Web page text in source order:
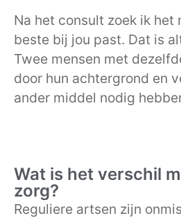
Na het consult zoek ik het
beste bij jou past. Dat is
Twee mensen met
door hun achtergrond en
ander middel nodig
Wat is het verschil
zorg?
Reguliere artsen zijn